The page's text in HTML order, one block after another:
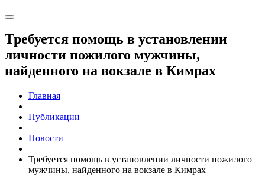
Требуется помощь в установлении
личности пожилого мужчины,
найденного на вокзале в Кимрах
Главная
Публикации
Новости
Требуется помощь в установлении личности пожилого
мужчины, найденного на вокзале в Кимрах